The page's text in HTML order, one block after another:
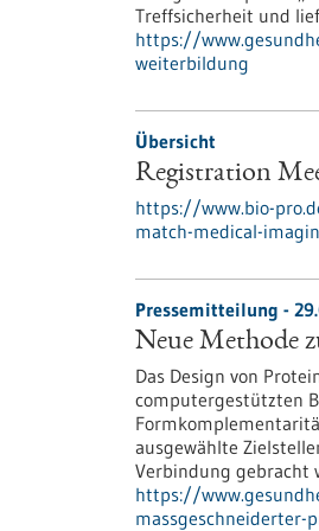
Treffsicherheit und
https://
weiterbildung
Übersicht
Registration
https://www.bio-
match-medical-
Pressemitteilung -
Neue Methode
Das Design von
computergestützten
ausgewählte
Verbindung gebracht
https://
massgeschneiderter-